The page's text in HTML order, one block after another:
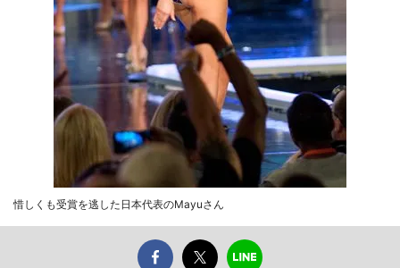
惜しくも受賞を逃した日本代表のMayuさん